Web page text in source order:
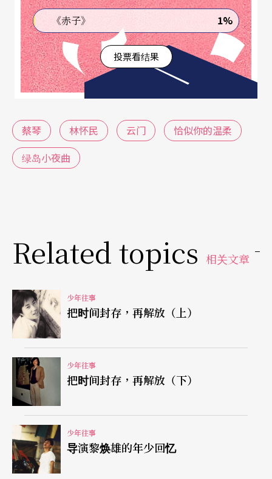
了：「所以我们家的本质是阳光、空气、水，还有
音乐。」
父亲是上校，军眷家庭不穷困，却也不富裕。放学
了，只要看到同学们去学钢琴，就觉得他们像是贵
蔡琴说：「我们家有个黑板，记得当时看过很多古
装片电影，看完《貂婵与吕布》，没人教我，我第
蔡琴笑著回忆：「他们因为太入戏，还哭了！」
虽然是老大，但她根本不是孩子王。只不过不知怎
么的，家里变成所有邻居好同学的集散中心。「夸
张到我妈都还没起床，已经有人在我们家看报纸
了！」幸亏妈妈也喜欢热闹，也恰巧当时流行弹吉
他，所以这个弹完那个弹，非常惬意。「想想觉得
感慨，人们有些时候常羡慕谁家有钱、谁家住豪
宅。我们虽然都没有，但孩子们的成长都是幸福、
快乐而且丰富的。」
《赤子》 1%
投票看结果
蔡琴 林怀民 云门
恰似你的温柔
绿岛小夜曲
Related topics 相关文章
少年往事
把时间封存，再解放（上）
少年往事
把时间封存，再解放（下）
少年往事
导演黎焕雄的年少回忆